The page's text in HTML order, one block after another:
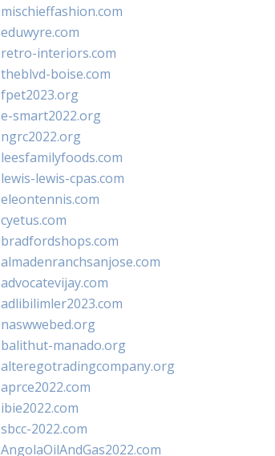
mischieffashion.com
eduwyre.com
retro-interiors.com
theblvd-boise.com
fpet2023.org
e-smart2022.org
ngrc2022.org
leesfamilyfoods.com
lewis-lewis-cpas.com
eleontennis.com
cyetus.com
bradfordshops.com
almadenranchsanjose.com
advocatevijay.com
adlibilimler2023.com
naswwebed.org
balithut-manado.org
alteregotradingcompany.org
aprce2022.com
ibie2022.com
sbcc-2022.com
AngolaOilAndGas2022.com